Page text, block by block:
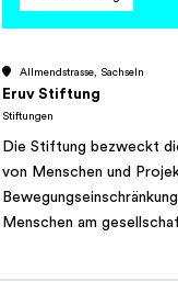
Allmendstrasse, Sachseln
Eruv Stiftung
Stiftungen
Die Stiftung bezweckt
von Menschen und
Menschen am